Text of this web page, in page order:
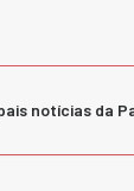
notícias da